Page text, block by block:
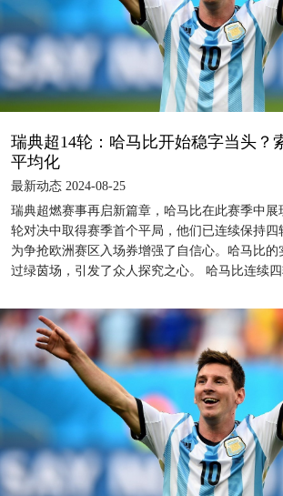
瑞典超14轮：哈马比开始稳字当头？
平均化
最新动态 2024-08-25
瑞典超燃赛事再启新篇章，哈马比在此赛季中
轮对决中取得赛季首个平局，他们已连续保持四
为争抢欧洲赛区入场券增强了自信心。哈马比的
过绿茵场，引发了众人探究之心。 哈马比连续